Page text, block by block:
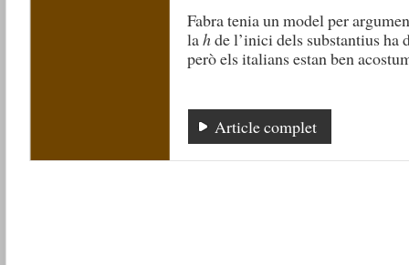
Fabra tenia un model per
lahde l’inici dels substantius ha
però els italians estan ben
Article complet